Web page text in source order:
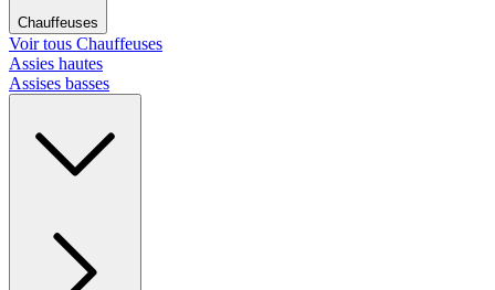
Chauffeuses
Voir tous Chauffeuses
Assies hautes
Assises basses